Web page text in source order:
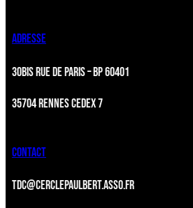
ADRESSE
30BIS RUE DE PARIS – BP 60401
35704 RENNES CEDEX 7
CONTACT
TDC@CERCLEPAULBERT.ASSO.FR